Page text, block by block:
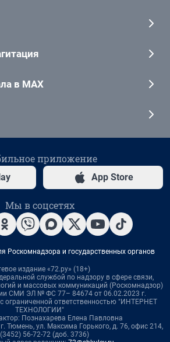
в MAX
приложение
App Store
Мы в соцсетях
Роскомнадзора и государственных органов
издание «72.ру» (18+)
службой по надзору в сфере связи,
и массовых коммуникаций (Роскомнадзор)
СМИ ЭЛ № ФС 77– 84674 от 06.02.2023 г.
ограниченной ответственностью "ИНТЕРНЕТ
ТЕХНОЛОГИИ"
Познахарева Елена Павловна
Тюмень, ул. Максима Горького, д. 76, офис 214,
56-72-72 (доб. 3736)